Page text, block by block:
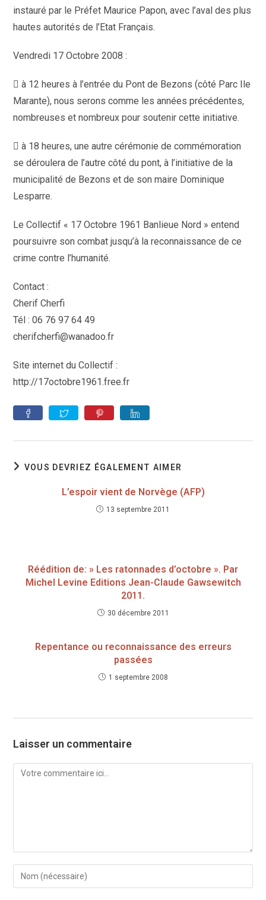
instauré par le Préfet Maurice Papon, avec l’aval des plus
hautes autorités de l’Etat Français.
Vendredi 17 Octobre 2008 :
 à 12 heures à l’entrée du Pont de Bezons (côté Parc Ile
Marante), nous serons comme les années précédentes,
nombreuses et nombreux pour soutenir cette initiative.
 à 18 heures, une autre cérémonie de commémoration
se déroulera de l’autre côté du pont, à l’initiative de la
municipalité de Bezons et de son maire Dominique
Lesparre.
Le Collectif « 17 Octobre 1961 Banlieue Nord » entend
poursuivre son combat jusqu’à la reconnaissance de ce
crime contre l’humanité.
Contact :
Cherif Cherfi
Tél : 06 76 97 64 49
cherifcherfi@wanadoo.fr
Site internet du Collectif :
http://17octobre1961.free.fr
VOUS DEVRIEZ ÉGALEMENT AIMER
L’espoir vient de Norvège (AFP)
13 septembre 2011
Réédition de: » Les ratonnades d’octobre ». Par
Michel Levine Editions Jean-Claude Gawsewitch
2011.
30 décembre 2011
Repentance ou reconnaissance des erreurs
passées
1 septembre 2008
Laisser un commentaire
Comment
Enter
your